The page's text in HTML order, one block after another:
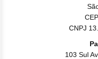
CNPJ
103 Sul